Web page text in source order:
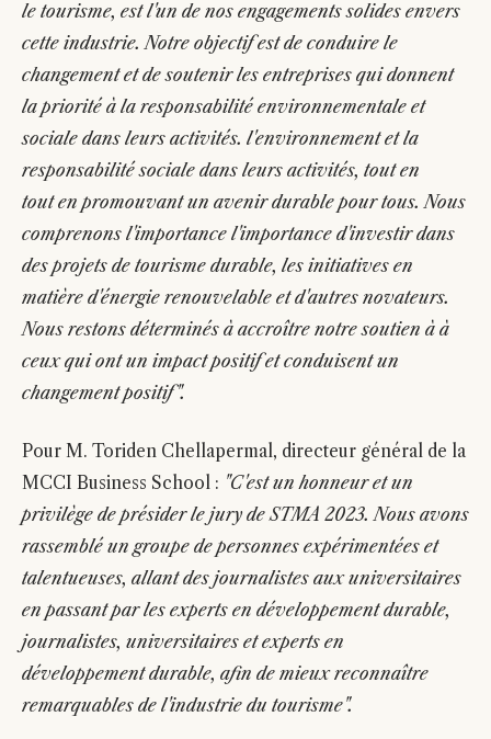
le tourisme, est l'un de nos engagements solides envers
cette industrie. Notre objectif est de conduire le
changement et de soutenir les entreprises qui donnent
la priorité à la responsabilité environnementale et
sociale dans leurs activités. l'environnement et la
responsabilité sociale dans leurs activités, tout en
tout en promouvant un avenir durable pour tous. Nous
comprenons l'importance l'importance d'investir dans
des projets de tourisme durable, les initiatives en
matière d'énergie renouvelable et d'autres novateurs.
Nous restons déterminés à accroître notre soutien à à
ceux qui ont un impact positif et conduisent un
changement positif".
Pour M. Toriden Chellapermal, directeur général de la
MCCI Business School : "C'est un honneur et un
privilège de présider le jury de STMA 2023. Nous avons
rassemblé un groupe de personnes expérimentées et
talentueuses, allant des journalistes aux universitaires
en passant par les experts en développement durable,
journalistes, universitaires et experts en
développement durable, afin de mieux reconnaître
remarquables de l'industrie du tourisme".